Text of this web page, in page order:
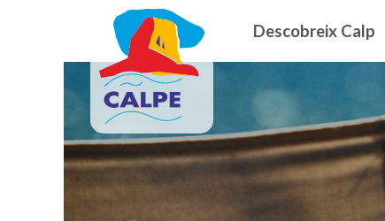
Vés al contingut
Descobreix Calp